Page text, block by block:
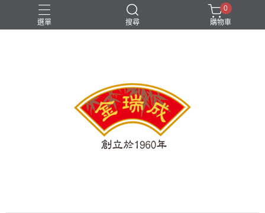
選單 搜尋
0
購物車